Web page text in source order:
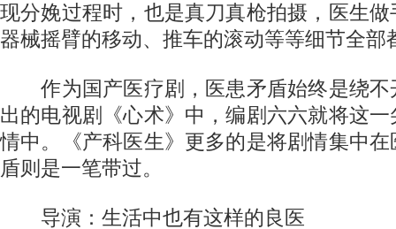
现分娩过程时，也是真刀真枪拍摄，医生
器械摇臂的移动、推车的滚动等等细节全部
作为国产医疗剧，医患矛盾始终是绕不
出的电视剧《心术》中，编剧六六就将这
情中。《产科医生》更多的是将剧情集中
盾则是一笔带过。
导演：生活中也有这样的良医